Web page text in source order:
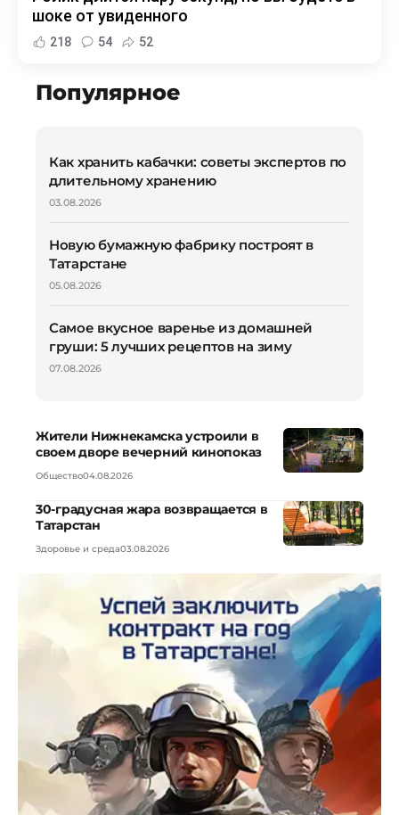
шоке от увиденного
218 54 52
Популярное
Как хранить кабачки: советы экспертов по
длительному хранению
03.08.2026
Новую бумажную фабрику построят в
Татарстане
05.08.2026
Самое вкусное варенье из домашней
груши: 5 лучших рецептов на зиму
07.08.2026
Жители Нижнекамска устроили в
своем дворе вечерний кинопоказ
Общество04.08.2026
30-градусная жара возвращается в
Татарстан
Здоровье и среда03.08.2026